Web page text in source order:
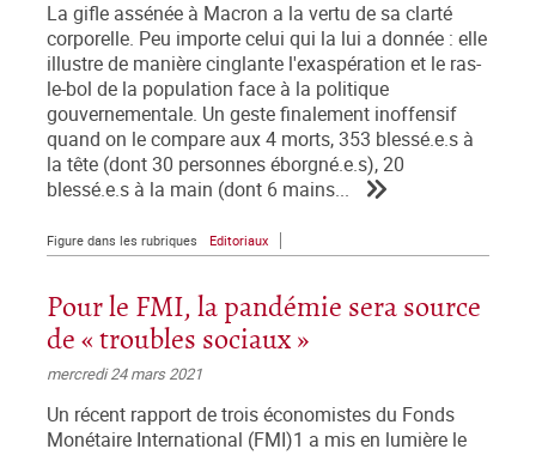
La gifle assénée à Macron a la vertu de sa clarté
corporelle. Peu importe celui qui la lui a donnée : elle
illustre de manière cinglante l'exaspération et le ras-
le-bol de la population face à la politique
gouvernementale. Un geste finalement inoffensif
quand on le compare aux 4 morts, 353 blessé.e.s à
la tête (dont 30 personnes éborgné.e.s), 20
blessé.e.s à la main (dont 6 mains...
Figure dans les rubriques Editoriaux
Pour le FMI, la pandémie sera source
de « troubles sociaux »
mercredi 24 mars 2021
Un récent rapport de trois économistes du Fonds
Monétaire International (FMI)1 a mis en lumière le